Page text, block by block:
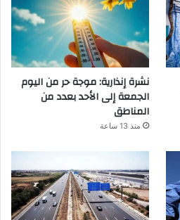
نشرة إنذارية: موجة حر من اليوم
الجمعة إلى الأحد بعدد من
المناطق
منذ 13 ساعة